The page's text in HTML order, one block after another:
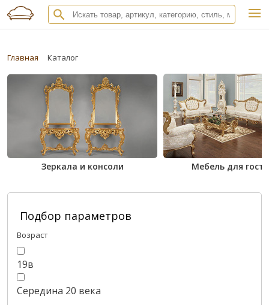
Главная Каталог
Зеркала и консоли Мебель для
Подбор параметров
Возраст
19в
Середина 20 века